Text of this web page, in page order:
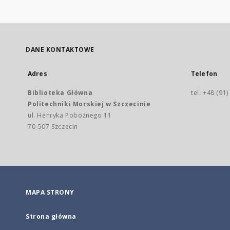
DANE KONTAKTOWE
Adres
Biblioteka Główna
Politechniki Morskiej w Szczecinie
ul. Henryka Pobożnego 11
70-507 Szczecin
Telefon
tel. +48
MAPA STRONY
Strona główna